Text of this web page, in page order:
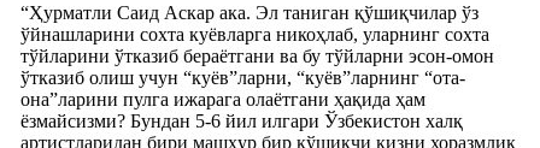
“Ҳурматли Саид Аскар ака. Эл таниган қўшиқчилар ўз
ўйнашларини сохта куёвларга никоҳлаб, уларнинг сохта
тўйларини ўтказиб бераётгани ва бу тўйларни эсон-омон
ўтказиб олиш учун “куёв”ларни, “куёв”ларнинг “ота-
она”ларини пулга ижарага олаётгани ҳақида ҳам
ёзмайсизми? Бундан 5-6 йил илгари Ўзбекистон халқ
артистларидан бири машҳур бир қўшиқчи қизни хоразмлик